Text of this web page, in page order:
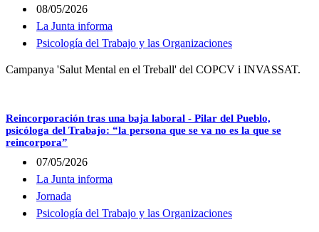
08/05/2026
La Junta informa
Psicología del Trabajo y las Organizaciones
Campanya 'Salut Mental en el Treball' del COPCV i INVASSAT.
Reincorporación tras una baja laboral - Pilar del Pueblo,
psicóloga del Trabajo: “la persona que se va no es la que se
reincorpora”
07/05/2026
La Junta informa
Jornada
Psicología del Trabajo y las Organizaciones